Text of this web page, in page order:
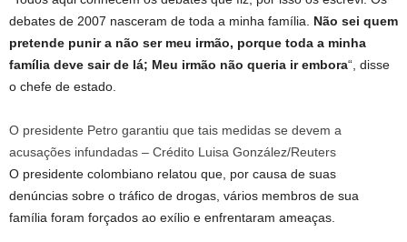
debates de 2007 nasceram de toda a minha família.
Não sei quem
pretende punir a não ser meu irmão, porque toda a minha
família deve sair de lá; Meu irmão não queria ir embora“, disse
o chefe de estado.
O presidente Petro garantiu que tais medidas se devem a
acusações infundadas – Crédito Luisa González/Reuters
O presidente colombiano relatou que, por causa de suas
denúncias sobre o tráfico de drogas, vários membros de sua
família foram forçados ao exílio e enfrentaram ameaças.